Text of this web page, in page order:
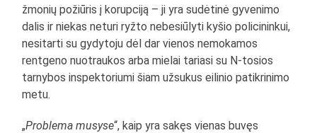
žmonių požiūris į korupciją – ji yra sudėtinė gyvenimo
dalis ir niekas neturi ryžto nebesiūlyti kyšio policininkui,
nesitarti su gydytoju dėl dar vienos nemokamos
rentgeno nuotraukos arba mielai tariasi su N-tosios
tarnybos inspektoriumi šiam užsukus eilinio patikrinimo
metu.
„Problema musyse“, kaip yra sakęs vienas buvęs